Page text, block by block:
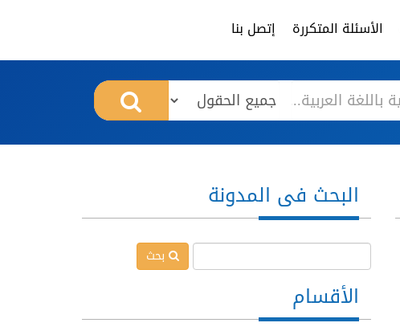
الأسئلة المتكررة إتصل بنا
البحث فى المدونة
بحث
الأقسام